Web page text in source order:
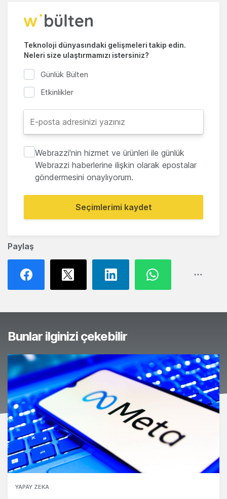
Paylaş
Teknoloji dünyasındaki gelişmeleri takip edin.
Neleri size ulaştırmamızı istersiniz?
Günlük Bülten
Etkinlikler
Webrazzi'nin hizmet ve ürünleri ile günlük
Webrazzi haberlerine ilişkin olarak epostalar
göndermesini onaylıyorum.
Seçimlerimi kaydet
Bunlar ilginizi çekebilir
YAPAY ZEKA